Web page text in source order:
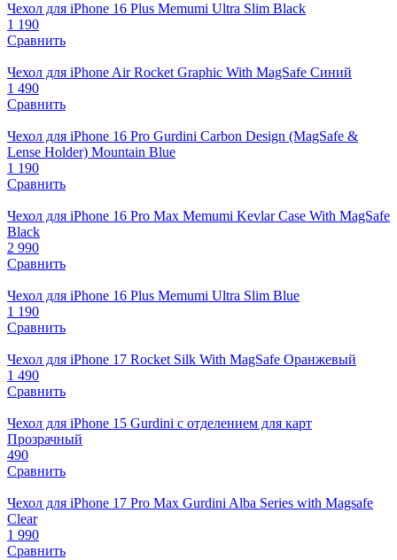
Чехол для iPhone 16 Plus Memumi Ultra Slim Black
1 190
Сравнить
Чехол для iPhone Air Rocket Graphic With MagSafe Синий
1 490
Сравнить
Чехол для iPhone 16 Pro Gurdini Carbon Design (MagSafe &
Lense Holder) Mountain Blue
1 190
Сравнить
Чехол для iPhone 16 Pro Max Memumi Kevlar Case With MagSafe
Black
2 990
Сравнить
Чехол для iPhone 16 Plus Memumi Ultra Slim Blue
1 190
Сравнить
Чехол для iPhone 17 Rocket Silk With MagSafe Оранжевый
1 490
Сравнить
Чехол для iPhone 15 Gurdini с отделением для карт
Прозрачный
490
Сравнить
Чехол для iPhone 17 Pro Max Gurdini Alba Series with Magsafe
Clear
1 990
Сравнить